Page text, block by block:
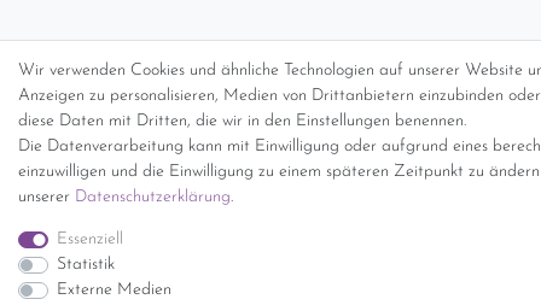
Wir verwenden Cookies und ähnliche Technologien auf unserer Website
Anzeigen zu personalisieren, Medien von Drittanbietern einzubinden
diese Daten mit Dritten, die wir in den Einstellungen benennen.
Die Datenverarbeitung kann mit Einwilligung oder aufgrund eines
einzuwilligen und die Einwilligung zu einem späteren Zeitpunkt zu
unserer Daten­schutz­erklärung.
Essenziell
Statistik
Externe Medien